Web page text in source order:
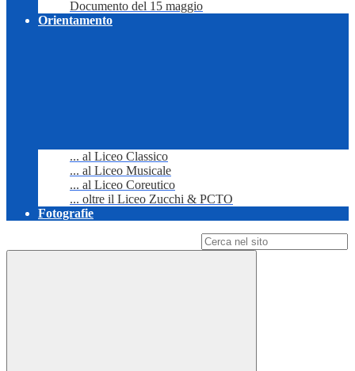
Documento del 15 maggio
Orientamento
... al Liceo Classico
... al Liceo Musicale
... al Liceo Coreutico
... oltre il Liceo Zucchi & PCTO
Fotografie